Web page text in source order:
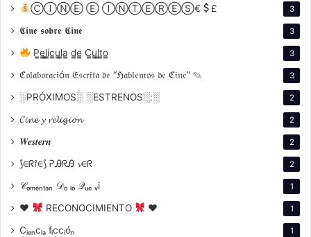
vida del director.
espacio, inmortalizando su extraordinario talento y su
entrega incondicional al arte dramático. Su nombre
resuena con fuerza en los anales de la historia del
entretenimiento, dejando una marca imborrable que
perdurará generación tras generación. Con una
carrera que se desplegó como un tapiz de personajes
ⒸⒾⓃⒺ Ⓔ ⒾⓃⓉⒺⓇⒺⓈ€ £ 3
𝕮𝖎𝖓𝖊 𝖘𝖔𝖇𝖗𝖊 𝕮𝖎𝖓𝖊 3
P̳e̳l̳í̳c̳u̳l̳a̳ d̳e̳ C̳u̳l̳t̳o̳ 3
ℭ𝔬𝔩𝔞𝔟𝔬𝔯𝔞𝔠𝔦ó𝔫 𝔈𝔰𝔠𝔯𝔦𝔱𝔞 𝔡𝔢 “ℌ𝔞𝔟𝔩𝔢𝔪𝔬𝔰 𝔡𝔢 ℭ𝔦𝔫𝔢” ✎ 3
░PRÓXIMOS░ ░ESTRENOS░:░ 2
𝓒𝓲𝓷𝓮 𝔂 𝓻𝓮𝓵𝓲𝓰𝓲𝓸𝓷 2
𝑾𝒆𝒔𝒕𝒆𝒓𝒏 2
⟆∈ᖇ⫯∈⟆ ᕈᎯᖇᎯ 𝓿∈ᖇ 2
𝒞ₒₘₑₙₜₐₙ 𝒟ₒ ₗₒ 𝒬ᵤₑ ᵥi 1
♥ RECONOCIMIENTO ♥ 1
Cᵢₑₙcᵢₐ fᵢccᵢóₙ 1